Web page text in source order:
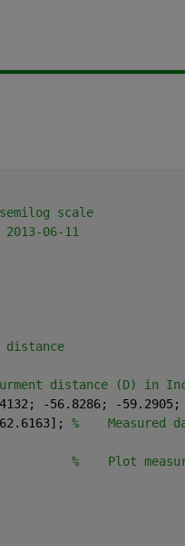
scale
2013-06-11
distance
distance (D) in
-56.8286; -59.2905;
%    Measured
%    Plot